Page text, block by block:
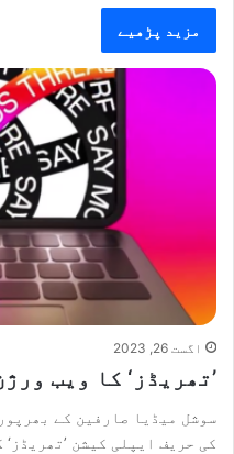
مزید پڑھیے
اگست 26, 2023
’تھریڈز‘ کا ویب
سوشل میڈیا صارفین کے
کی حریف ایپلی کیشن